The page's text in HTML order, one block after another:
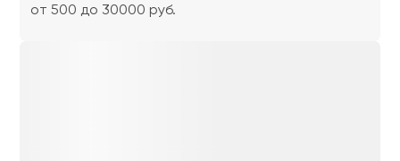
от 500 до 30000 руб.